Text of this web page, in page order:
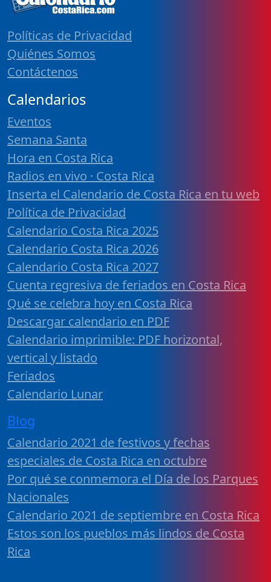
Políticas de Privacidad
Quiénes Somos
Contáctenos
Calendarios
Eventos
Semana Santa
Hora en Costa Rica
Radios en vivo · Costa Rica
Inserta el Calendario de Costa Rica en tu web
Política de Privacidad
Calendario Costa Rica 2025
Calendario Costa Rica 2026
Calendario Costa Rica 2027
Cuenta regresiva de feriados en Costa Rica
Qué se celebra hoy en Costa Rica
Descargar calendario en PDF
Calendario imprimible: PDF horizontal,
vertical y listado
Feriados
Calendario Lunar
Blog
Calendario 2021 de festivos y fechas
especiales de Costa Rica en octubre
Por qué se conmemora el Día de los Parques
Nacionales
Calendario 2021 de septiembre en Costa Rica
Estos son los pueblos más lindos de Costa
Rica